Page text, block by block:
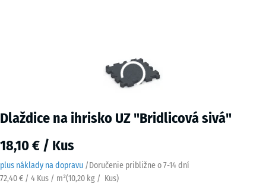
Dlaždice na ihrisko UZ "Bridlicová sivá"
18,10 € / Kus
plus náklady na dopravu /Doručenie približne o7-14 dní
72,40 € / 4 Kus / m²(10,20 kg / Kus)